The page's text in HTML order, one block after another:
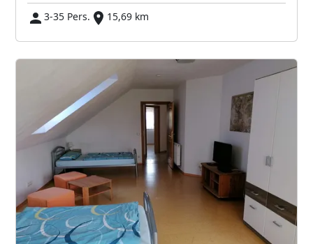
3-35 Pers.
15,69 km